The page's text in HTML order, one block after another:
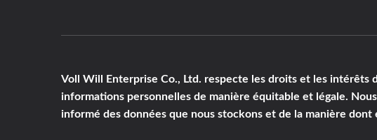
Voll Will Enterprise Co., Ltd. respecte les droits et les
informations personnelles de manière équitable et légale.
informé des données que nous stockons et de la manière dont